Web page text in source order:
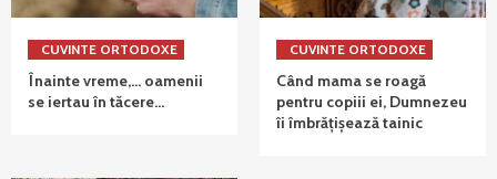
CUVINTE ORTODOXE
Înainte vreme,… oamenii
se iertau în tăcere…
CUVINTE ORTODOXE
Când mama se roagă
pentru copiii ei, Dumnezeu
îi îmbrățișează tainic